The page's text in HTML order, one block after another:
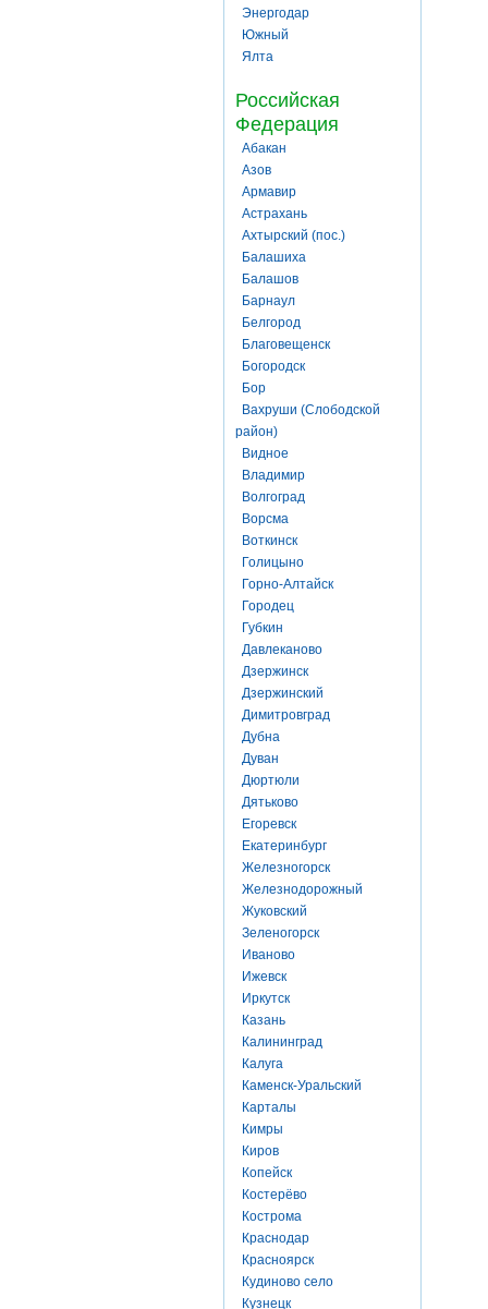
Энергодар
Южный
Ялта
Российская
Федерация
Абакан
Азов
Армавир
Астрахань
Ахтырский (пос.)
Балашиха
Балашов
Барнаул
Белгород
Благовещенск
Богородск
Бор
Вахруши (Слободской
район)
Видное
Владимир
Волгоград
Ворсма
Воткинск
Голицыно
Горно-Алтайск
Городец
Губкин
Давлеканово
Дзержинск
Дзержинский
Димитровград
Дубна
Дуван
Дюртюли
Дятьково
Егоревск
Екатеринбург
Железногорск
Железнодорожный
Жуковский
Зеленогорск
Иваново
Ижевск
Иркутск
Казань
Калининград
Калуга
Каменск-Уральский
Карталы
Кимры
Киров
Копейск
Костерёво
Кострома
Краснодар
Красноярск
Кудиново село
Кузнецк